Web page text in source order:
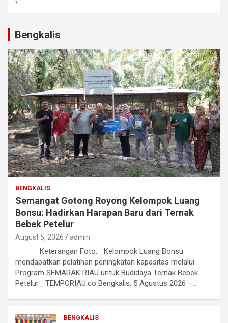
Bengkalis
BENGKALIS
Semangat Gotong Royong Kelompok Luang
Bonsu: Hadirkan Harapan Baru dari Ternak
Bebek Petelur
August 5, 2026 admin
Keterangan Foto: _Kelompok Luang Bonsu
mendapatkan pelatihan peningkatan kapasitas melalui
Program SEMARAK RIAU untuk Budidaya Ternak Bebek
Petelur_ TEMPORIAU.co Bengkalis, 5 Agustus 2026 –…
BENGKALIS